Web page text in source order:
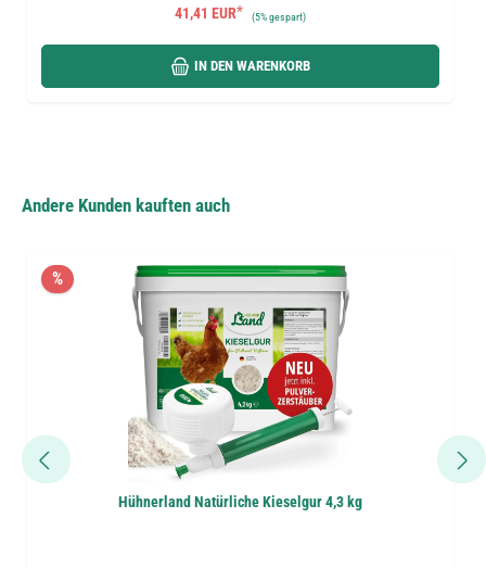
41,41 EUR* (5%gespart)
IN DEN WARENKORB
Andere Kunden kauften auch
%
Hühnerland Natürliche Kieselgur 4,3 kg